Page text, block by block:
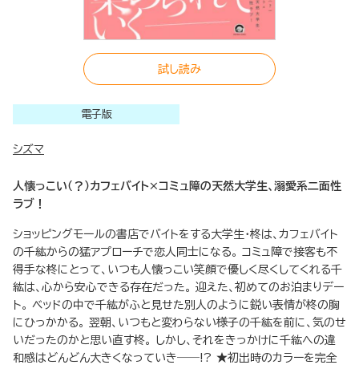
試し読み
電子版
シズマ
人懐っこい（？）カフェバイト×コミュ障の天然大学生、溺愛系二面性
ラブ！
ショッピングモールの書店でバイトをする大学生・柊は、カフェバイト
の千紘からの猛アプローチで恋人同士になる。 コミュ障で接客も不
得手な柊にとって、いつも人懐っこい笑顔で優しく尽くしてくれる千
紘は、心から安心できる存在だった。 迎えた、初めてのお泊まりデー
ト。 ベッドの中で千紘がふと見せた別人のように鋭い表情が柊の胸
にひっかかる。 翌朝、いつもと変わらない様子の千紘を前に、気のせ
いだったのかと思い直す柊。 しかし、それをきっかけに千紘への違
和感はどんどん大きくなっていき――!? ★初出時のカラーを完全